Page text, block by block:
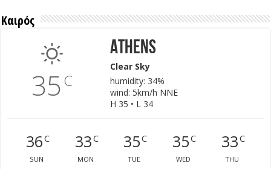
Καιρός
35C
Athens
Clear Sky
humidity: 34%
wind: 5km/h NNE
H 35 • L 34
36C
SUN
33C
MON
35C
TUE
35C
WED
33C
THU